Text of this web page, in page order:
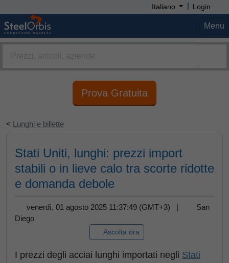
Italiano | Login
Menu
Prova Gratuita
< Lunghi e billette
Stati Uniti, lunghi: prezzi import
stabili o in lieve calo tra scorte ridotte
e domanda debole
venerdì, 01 agosto 2025 11:37:49 (GMT+3) |
San
Diego
Ascolta ora
I prezzi degli acciai lunghi importati negli Stati